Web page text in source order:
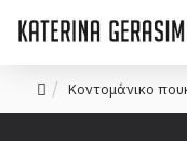
Κοντομάνικο